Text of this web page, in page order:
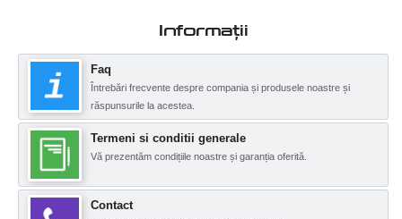
Informații
Faq
Întrebări frecvente despre compania și produsele noastre și
răspunsurile la acestea.
Termeni si conditii generale
Vă prezentăm condițiile noastre și garanția oferită.
Contact